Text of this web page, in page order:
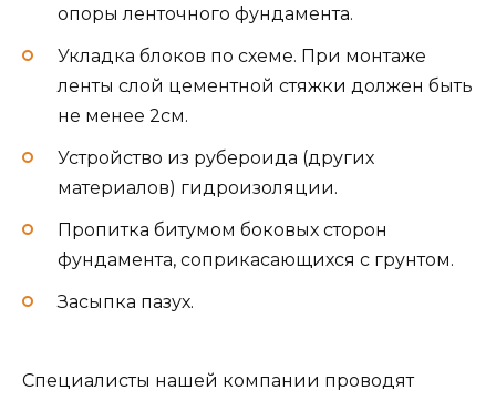
опоры ленточного фундамента.
Укладка блоков по схеме. При монтаже
ленты слой цементной стяжки должен быть
не менее 2см.
Устройство из рубероида (других
материалов) гидроизоляции.
Пропитка битумом боковых сторон
фундамента, соприкасающихся с грунтом.
Засыпка пазух.
Специалисты нашей компании проводят